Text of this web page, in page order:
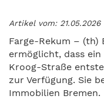
Artikel vom: 21.05.2026
Farge-Rekum – (th)
ermöglicht, dass
Kroog-Straße
zur Verfügung. Sie
Immobilien Bremen.